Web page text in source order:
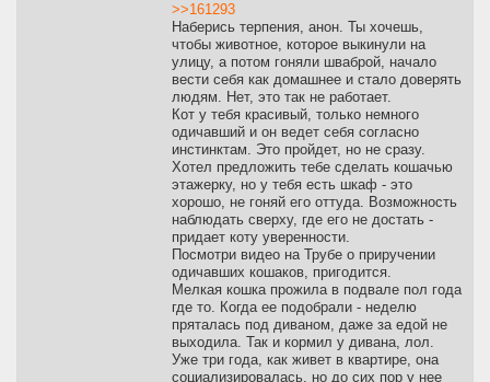
>>161293
Наберись терпения, анон. Ты хочешь,
чтобы животное, которое выкинули на
улицу, а потом гоняли шваброй, начало
вести себя как домашнее и стало доверять
людям. Нет, это так не работает.
Кот у тебя красивый, только немного
одичавший и он ведет себя согласно
инстинктам. Это пройдет, но не сразу.
Хотел предложить тебе сделать кошачью
этажерку, но у тебя есть шкаф - это
хорошо, не гоняй его оттуда. Возможность
наблюдать сверху, где его не достать -
придает коту уверенности.
Посмотри видео на Трубе о приручении
одичавших кошаков, пригодится.
Мелкая кошка прожила в подвале пол года
где то. Когда ее подобрали - неделю
пряталась под диваном, даже за едой не
выходила. Так и кормил у дивана, лол.
Уже три года, как живет в квартире, она
социализировалась, но до сих пор у нее